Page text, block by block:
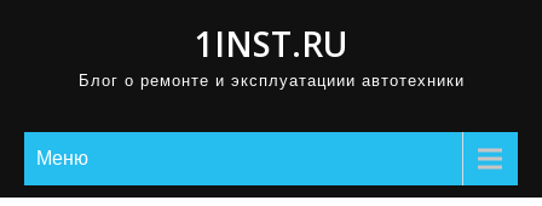
1INST.RU
Блог о ремонте и эксплуатациии автотехники
Меню